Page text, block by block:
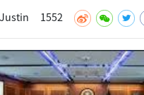
Justin 1552